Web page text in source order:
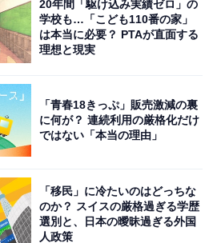
ング！ 2位は「湯河原温泉」、1位
20年間「駆け込み実績ゼロ」の
学校も…「こども110番の家」
は本当に必要？ PTAが直面する
理想と現実
「青春18きっぷ」販売激減の裏
に何が？ 連続利用の厳格化だけ
ではない「本当の理由」
「移民」に冷たいのはどっちな
のか？ スイスの厳格過ぎる学歴
選別と、日本の曖昧過ぎる外国
人政策